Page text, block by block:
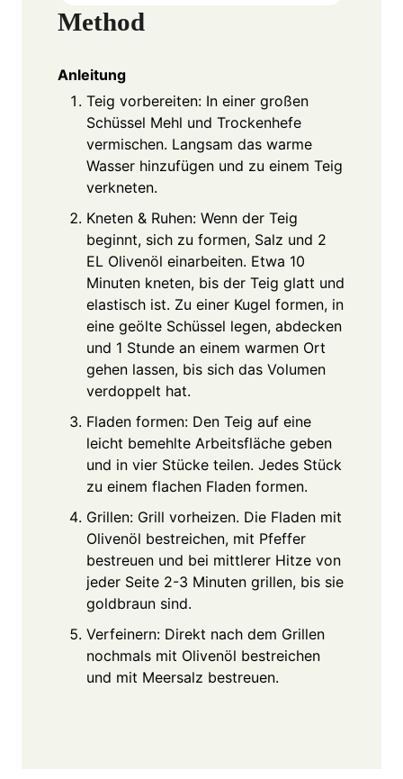
Method
Anleitung
Teig vorbereiten: In einer großen
Schüssel Mehl und Trockenhefe
vermischen. Langsam das warme
Wasser hinzufügen und zu einem Teig
verkneten.
Kneten & Ruhen: Wenn der Teig
beginnt, sich zu formen, Salz und 2
EL Olivenöl einarbeiten. Etwa 10
Minuten kneten, bis der Teig glatt und
elastisch ist. Zu einer Kugel formen, in
eine geölte Schüssel legen, abdecken
und 1 Stunde an einem warmen Ort
gehen lassen, bis sich das Volumen
verdoppelt hat.
Fladen formen: Den Teig auf eine
leicht bemehlte Arbeitsfläche geben
und in vier Stücke teilen. Jedes Stück
zu einem flachen Fladen formen.
Grillen: Grill vorheizen. Die Fladen mit
Olivenöl bestreichen, mit Pfeffer
bestreuen und bei mittlerer Hitze von
jeder Seite 2-3 Minuten grillen, bis sie
goldbraun sind.
Verfeinern: Direkt nach dem Grillen
nochmals mit Olivenöl bestreichen
und mit Meersalz bestreuen.